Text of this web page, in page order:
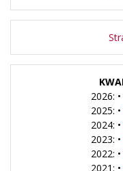
2026:
2025: •
2024: •
2023: •
2022: •
2021: •